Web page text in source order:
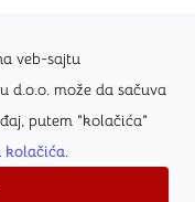
veb-sajtu
d.o.o. može da sačuva
putem "kolačića"
kolačića.